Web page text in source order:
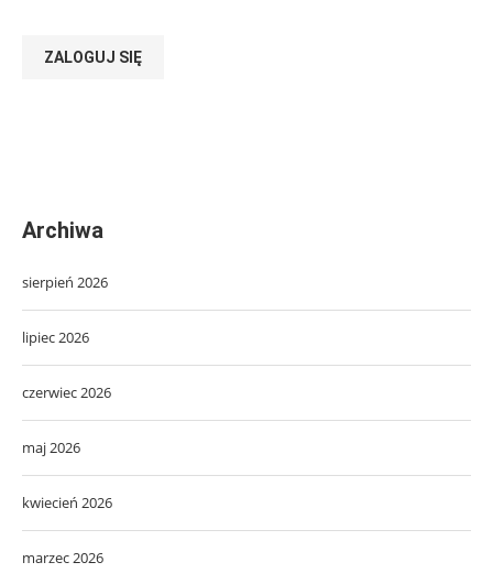
ZALOGUJ SIĘ
Archiwa
sierpień 2026
lipiec 2026
czerwiec 2026
maj 2026
kwiecień 2026
marzec 2026